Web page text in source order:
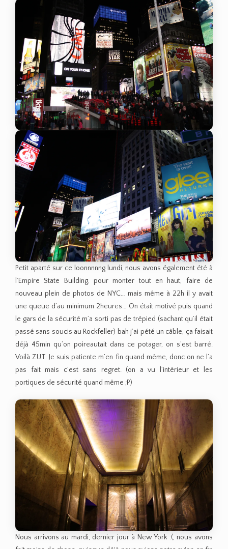
Petit aparté sur ce loonnnnng lundi, nous avons également été à
l’Empire State Building, pour monter tout en haut, faire de
nouveau plein de photos de NYC… mais même à 22h il y avait
une queue d’au minimum 2heures… On était motivé puis quand
le gars de la sécurité m’a sorti pas de trépied (sachant qu’il était
passé sans soucis au Rockfeller) bah j’ai pété un câble, ça faisait
déjà 45min qu’on poireautait dans ce potager, on s’est barré.
Voilà ZUT. Je suis patiente m’en fin quand même, donc on ne l’a
pas fait mais c’est sans regret. (on a vu l’intérieur et les
portiques de sécurité quand même ;P)
Nous arrivons au mardi, dernier jour à New York :(, nous avons